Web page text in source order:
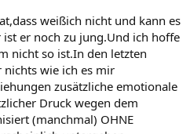
weißich nicht und kann es
er noch zu jung.Und ich hoffe
nicht so ist.In den letzten
nichts wie ich es mir
zusätzliche emotionale
Druck wegen dem
(manchmal) OHNE